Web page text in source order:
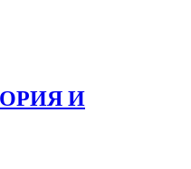
И